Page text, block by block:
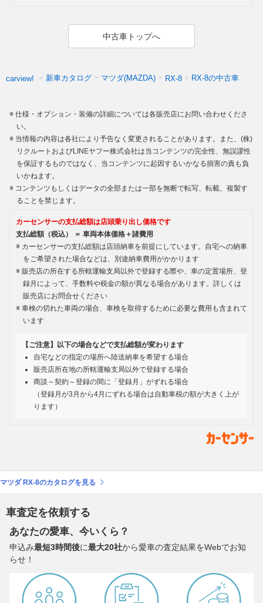
中古車トップへ
carview! 新車カタログ マツダ(MAZDA) RX-8 RX-8の中古車
仕様・オプション・装備の詳細については各販売店にお問い合わせくださ
い。
当情報の内容は各社により予告なく変更されることがあります。また、(株)
リクルートおよびLINEヤフー株式会社は当コンテンツの完全性、無誤謬性
を保証するものではなく、当コンテンツに起因するいかなる損害の責も負
いかねます。
コンテンツもしくはデータの全部または一部を無断で転写、転載、複製す
ることを禁じます。
カーセンサーの支払総額は店頭乗り出し価格です
支払総額（税込） ＝ 車両本体価格＋諸費用
カーセンサーの支払総額は店頭納車を前提にしています。自宅への納車
をご希望された場合などは、別途納車費用がかかります
販売店の所在する所轄運輸支局以外で登録する際や、車の定置場所、登
録月によって、手数料や税金の額が異なる場合があります。詳しくは
販売店にお問合せください
車検の切れた車両の場合、車検を取得するために必要な費用も含まれて
います
【ご注意】以下の場合などで支払総額が変わります
自宅などの指定の場所へ陸送納車を希望する場合
販売店所在地の所轄運輸支局以外で登録する場合
商談～契約～登録の間に「登録月」がずれる場合
（登録月が3月から4月にずれる場合は自動車税の額が大きく上が
ります）
マツダ RX-8のカタログを見る
車査定を依頼する
あなたの愛車、今いくら？
申込み最短3時間後に最大20社から愛車の査定結果をWebでお知
らせ！